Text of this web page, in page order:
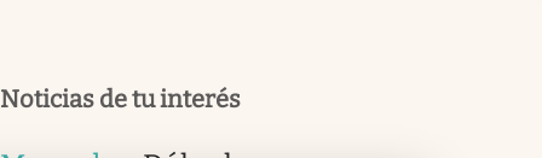
Noticias de tu interés